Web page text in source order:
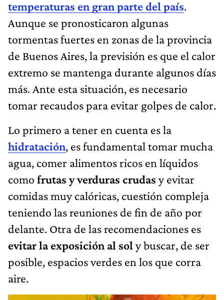
temperaturas en gran parte del país.
Aunque se pronosticaron algunas
tormentas fuertes en zonas de la provincia
de Buenos Aires, la previsión es que el calor
extremo se mantenga durante algunos días
más. Ante esta situación, es necesario
tomar recaudos para evitar golpes de calor.
Lo primero a tener en cuenta es la
hidratación, es fundamental tomar mucha
agua, comer alimentos ricos en líquidos
como frutas y verduras crudas y evitar
comidas muy calóricas, cuestión compleja
teniendo las reuniones de fin de año por
delante. Otra de las recomendaciones es
evitar la exposición al sol y buscar, de ser
posible, espacios verdes en los que corra
aire.